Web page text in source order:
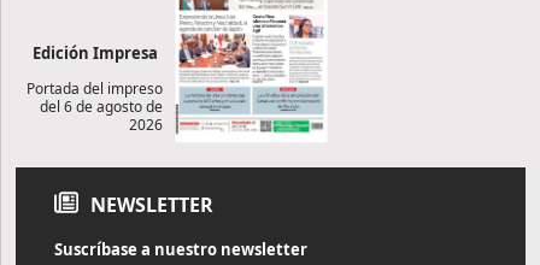
Edición Impresa
Portada del impreso
del 6 de agosto de
2026
NEWSLETTER
Suscríbase a nuestro newsletter